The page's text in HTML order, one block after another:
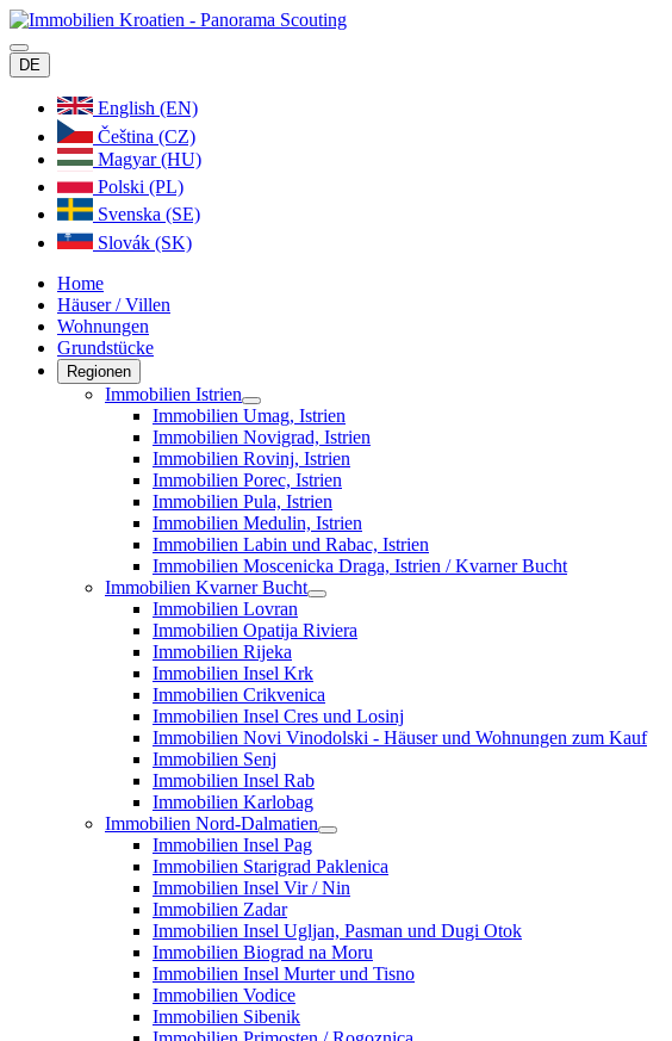
DE
English (EN)
Čeština (CZ)
Magyar (HU)
Polski (PL)
Svenska (SE)
Slovák (SK)
Home
Häuser / Villen
Wohnungen
Grundstücke
Regionen
Immobilien Istrien
Immobilien Umag, Istrien
Immobilien Novigrad, Istrien
Immobilien Rovinj, Istrien
Immobilien Porec, Istrien
Immobilien Pula, Istrien
Immobilien Medulin, Istrien
Immobilien Labin und Rabac, Istrien
Immobilien Moscenicka Draga, Istrien / Kvarner Bucht
Immobilien Kvarner Bucht
Immobilien Lovran
Immobilien Opatija Riviera
Immobilien Rijeka
Immobilien Insel Krk
Immobilien Crikvenica
Immobilien Insel Cres und Losinj
Immobilien Novi Vinodolski - Häuser und Wohnungen zum Kauf
Immobilien Senj
Immobilien Insel Rab
Immobilien Karlobag
Immobilien Nord-Dalmatien
Immobilien Insel Pag
Immobilien Starigrad Paklenica
Immobilien Insel Vir / Nin
Immobilien Zadar
Immobilien Insel Ugljan, Pasman und Dugi Otok
Immobilien Biograd na Moru
Immobilien Insel Murter und Tisno
Immobilien Vodice
Immobilien Sibenik